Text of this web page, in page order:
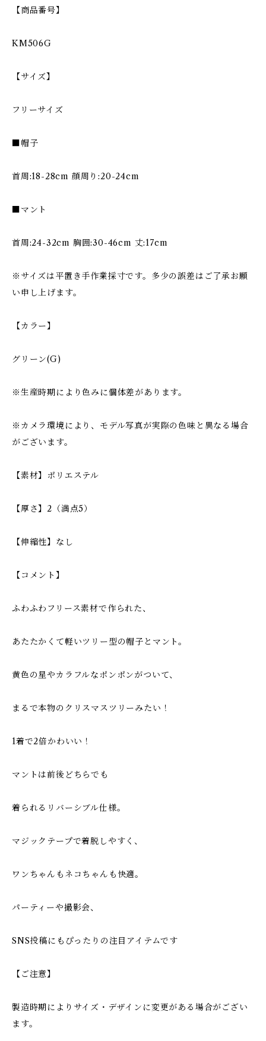
【商品番号】
KM506G
【サイズ】
フリーサイズ
■帽子
首周:18-28cm 顔周り:20-24cm
■マント
首周:24-32cm 胸囲:30-46cm 丈:17cm
※サイズは平置き手作業採寸です。多少の誤差はご了承お願
い申し上げます。
【カラー】
グリーン(G)
※生産時期により色みに個体差があります。
※カメラ環境により、モデル写真が実際の色味と異なる場合
がございます。
【素材】ポリエステル
【厚さ】2（満点5）
【伸縮性】なし
【コメント】
ふわふわフリース素材で作られた、
あたたかくて軽いツリー型の帽子とマント。
黄色の星やカラフルなポンポンがついて、
まるで本物のクリスマスツリーみたい！
1着で2倍かわいい！
マントは前後どちらでも
着られるリバーシブル仕様。
マジックテープで着脱しやすく、
ワンちゃんもネコちゃんも快適。
パーティーや撮影会、
SNS投稿にもぴったりの注目アイテムです
【ご注意】
製造時期によりサイズ・デザインに変更がある場合がござい
ます。